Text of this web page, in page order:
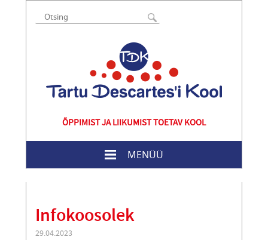
ÕPPIMIST JA LIIKUMIST TOETAV KOOL
MENÜÜ
Infokoosolek
29.04.2023